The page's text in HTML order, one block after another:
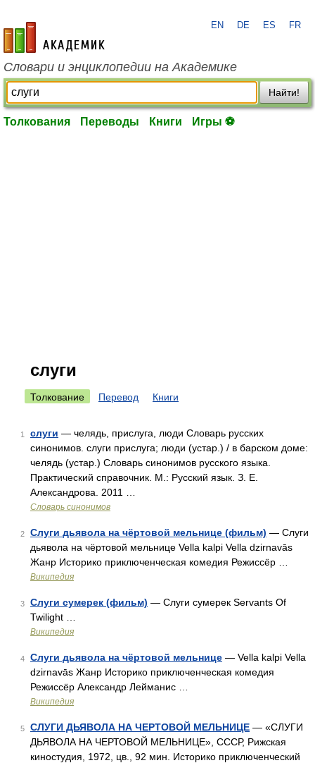
academic.ru
EN DE ES FR
Словари и энциклопедии на Академике
Найти!
Толкования Переводы Книги Игры ⚽
слуги
Толкование Перевод Книги
1 слуги — челядь, прислуга, люди Словарь русских
синонимов. слуги прислуга; люди (устар.) / в барском доме:
челядь (устар.) Словарь синонимов русского языка.
Практический справочник. М.: Русский язык. З. Е.
Александрова. 2011 …
Словарь синонимов
2 Слуги дьявола на чёртовой мельнице (фильм) — Слуги
дьявола на чёртовой мельнице Vella kalpi Vella dzirnavās
Жанр Историко приключенческая комедия Режиссёр …
Википедия
3 Слуги сумерек (фильм) — Слуги сумерек Servants Of
Twilight …
Википедия
4 Слуги дьявола на чёртовой мельнице — Vella kalpi Vella
dzirnavās Жанр Историко приключенческая комедия
Режиссёр Александр Лейманис …
Википедия
5 СЛУГИ ДЬЯВОЛА НА ЧЕРТОВОЙ МЕЛЬНИЦЕ — «СЛУГИ
ДЬЯВОЛА НА ЧЕРТОВОЙ МЕЛЬНИЦЕ», СССР, Рижская
киностудия, 1972, цв., 92 мин. Историко приключенческий